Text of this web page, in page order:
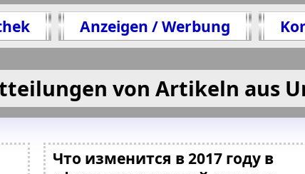
Anzeigen / Werbung
von Artikeln aus
Что изменится в 2017 году в